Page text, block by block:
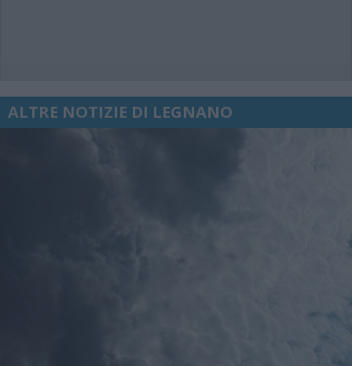
ALTRE NOTIZIE DI LEGNANO